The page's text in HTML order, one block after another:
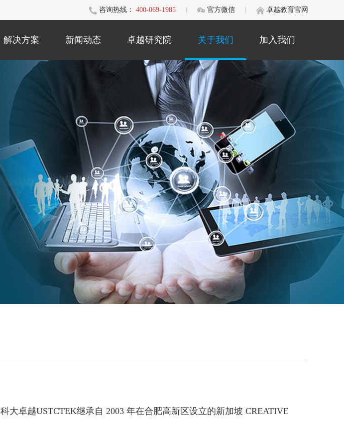
咨询热线： 400-069-1985 官方微信 卓越教育官网
解决方案 新闻动态 卓越研究院 关于我们 加入我们
科大卓越USTCTEK继承自 2003 年在合肥高新区设立的新加坡 CREATIVE